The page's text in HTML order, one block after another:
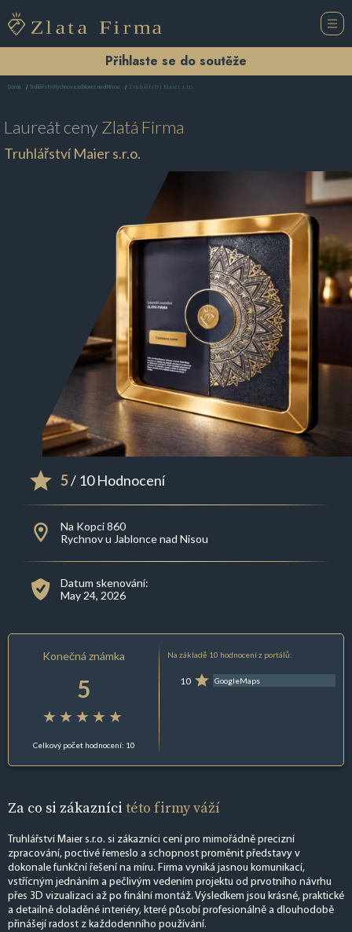
Přihlaste se do soutěže
Domů Truhlářství Rychnov u Jablonce nad Nisou Truhlářství Maier s.r.o.
Laureát cenyZlatá Firma
Truhlářství Maier s.r.o.
5/ 10 Hodnocení
Na Kopci 860
Rychnov u Jablonce nad Nisou
Datum skenování:
May 24, 2026
Konečná známka
5
Celkový počet hodnocení: 10
Na základě 10 hodnocení z portálů:
10 GoogleMaps
Za co si zákazníci této firmy váží
Truhlářství Maier s.r.o. si zákazníci cení pro mimořádně precizní
zpracování, poctivé řemeslo a schopnost proměnit představy v
dokonale funkční řešení na míru. Firma vyniká jasnou komunikací,
vstřícným jednáním a pečlivým vedením projektu od prvotního návrhu
přes 3D vizualizaci až po finální montáž. Výsledkem jsou krásné, praktické
a detailně doladěné interiéry, které působí profesionálně a dlouhodobě
přinášejí radost z každodenního používání.